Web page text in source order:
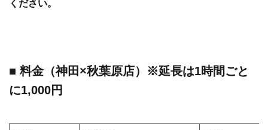
ください。
■ 料金（神田×秋葉原店）※延長は1時間ごと
に1,000円